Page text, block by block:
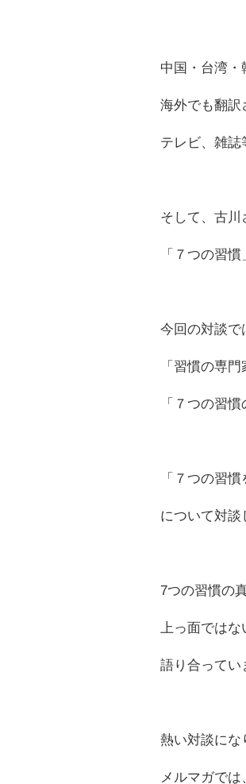
中国・台湾・
海外でも翻訳
テレビ、雑誌
そして、古川
「７つの習
今回の対談で
「習慣の専
「７つの習
「７つの習
について対談
7つの習慣の
上っ面では
語り合ってい
熱い対談にな
メルマガで